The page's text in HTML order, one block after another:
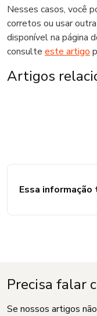
Nesses casos, você
corretos ou usar
disponível na página
consulte este artigo
Artigos
Essa informação
Precisa falar
Se nossos artigos